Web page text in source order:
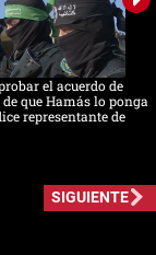
el acuerdo de
que Hamás lo ponga
representante de
SIGUIENTE